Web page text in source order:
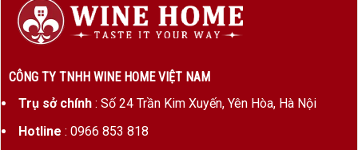
CÔNG TY TNHH WINE HOME VIỆT NAM
Trụ sở chính: Số 24 Trần Kim Xuyến, Yên Hòa, Hà Nội
Hotline : 0966 853 818